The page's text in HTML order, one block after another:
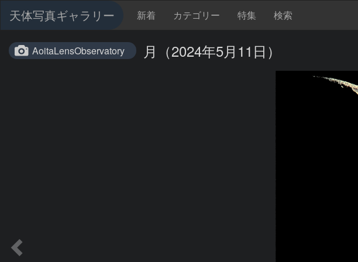
天体写真ギャラリー 新着 カテゴリー 特集 検索
AoitaLensObservatory 月（2024年5月11日）